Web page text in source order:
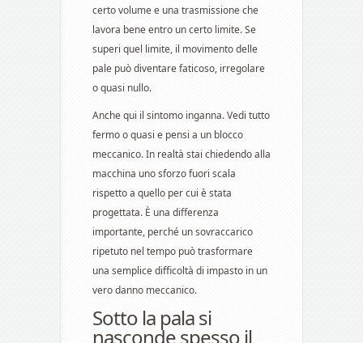
certo volume e una trasmissione che
lavora bene entro un certo limite. Se
superi quel limite, il movimento delle
pale può diventare faticoso, irregolare
o quasi nullo.
Anche qui il sintomo inganna. Vedi tutto
fermo o quasi e pensi a un blocco
meccanico. In realtà stai chiedendo alla
macchina uno sforzo fuori scala
rispetto a quello per cui è stata
progettata. È una differenza
importante, perché un sovraccarico
ripetuto nel tempo può trasformare
una semplice difficoltà di impasto in un
vero danno meccanico.
Sotto la pala si
nasconde spesso il